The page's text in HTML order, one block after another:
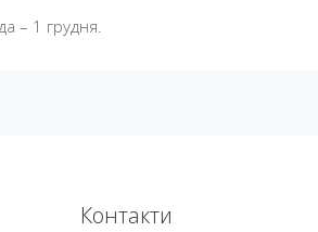
– 1 грудня.
Контакти